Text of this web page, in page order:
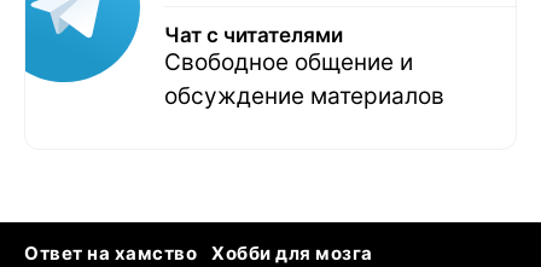
Чат с читателями
Свободное общение и
обсуждение материалов
Ответ на хамство
Хобби для мозга